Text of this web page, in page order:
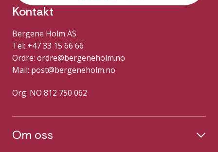
Kontakt
Bergene Holm AS
Tel: +47 33 15 66 66
Ordre: ordre@bergeneholm.no
Mail: post@bergeneholm.no
Org: NO 812 750 062
Om oss